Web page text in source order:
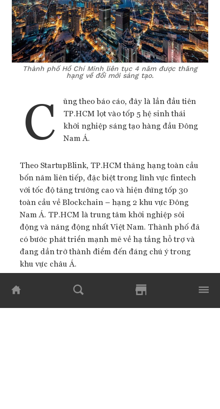
Thành phố Hồ Chí Minh liên tục 4 năm được thăng
hạng về đổi mới sáng tạo.
C
ũng theo báo cáo, đây là lần đầu tiên
TP.HCM lọt vào tốp 5 hệ sinh thái
khởi nghiệp sáng tạo hàng đầu Đông
Nam Á.
Theo StartupBlink, TP.HCM thăng hạng toàn cầu
bốn năm liên tiếp, đặc biệt trong lĩnh vực fintech
với tốc độ tăng trưởng cao và hiện đứng tốp 30
toàn cầu về Blockchain – hạng 2 khu vực Đông
Nam Á. TP.HCM là trung tâm khởi nghiệp sôi
động và năng động nhất Việt Nam. Thành phố đã
có bước phát triển mạnh mẽ về hạ tầng hỗ trợ và
đang dần trở thành điểm đến đáng chú ý trong
khu vực châu Á.
Ông Lâm Đình Thắng, Giám đốc Sở Khoa học và